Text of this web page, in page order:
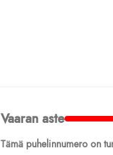
Vaaran aste
Tämä puhelinnumero on